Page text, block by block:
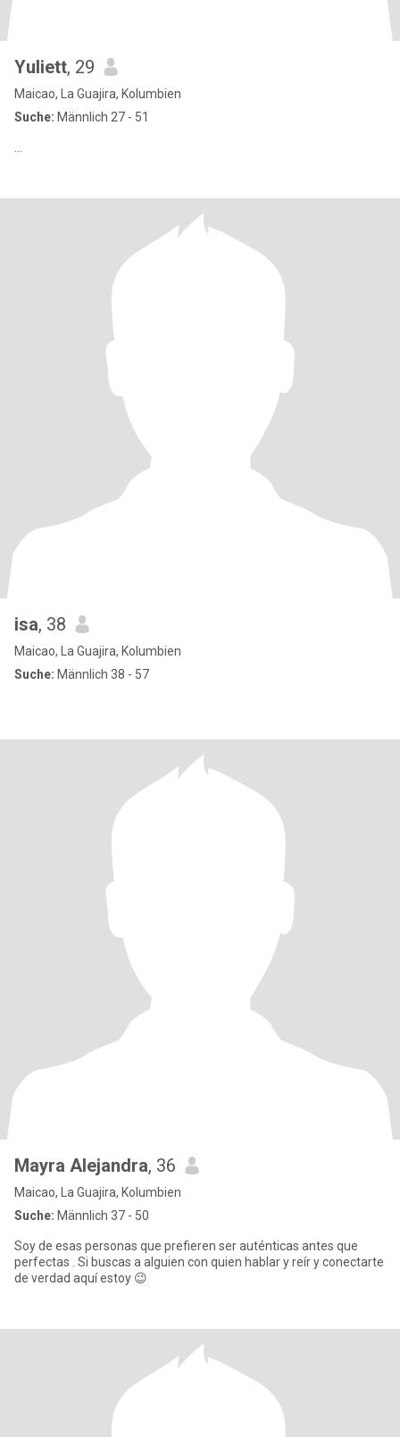
Yuliett, 29
Maicao, La Guajira, Kolumbien
Suche: Männlich 27 - 51
isa, 38
Maicao, La Guajira, Kolumbien
Suche: Männlich 38 - 57
Mayra Alejandra, 36
Maicao, La Guajira, Kolumbien
Suche: Männlich 37 - 50
Soy de esas personas que prefieren ser auténticas antes que
perfectas . Si buscas a alguien con quien hablar y reír y conectarte
de verdad aquí estoy 😉